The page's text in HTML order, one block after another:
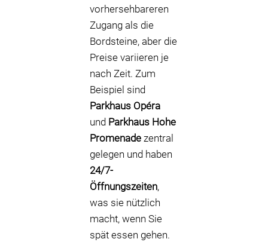
vorhersehbareren
Zugang als die
Bordsteine, aber die
Preise variieren je
nach Zeit. Zum
Beispiel sind
Parkhaus Opéra
und Parkhaus Hohe
Promenade zentral
gelegen und haben
24/7-
Öffnungszeiten,
was sie nützlich
macht, wenn Sie
spät essen gehen.